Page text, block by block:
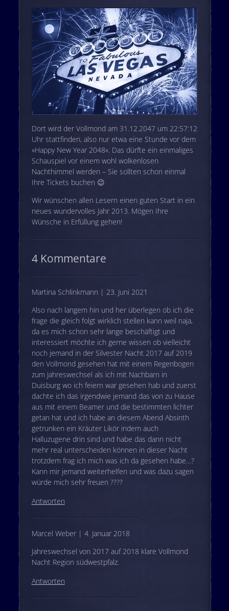
Dort wird der Vollmond am 31.12.2047 um 22:57:12
Uhr stattfinden, also nur etwa eine Stunde vor dem
»Happy New Year 2048«. Das dürfte ein einmaliges
Schauspiel vor einem wohl wolkenlosen
Nachthimmel werden – Sie sollten schon einmal
Ihre Tickets buchen 😉
Wir wünschen allen Lesern einen guten Start in ein
neues wundervolles Jahr 2013. Mögen Ihre
Wünsche in Erfüllung gehen!
4 Kommentare
Martina Schlinkmann | 23. Juni 2021
Also nach langem hin und her überlegen ob ich die
frage die gleich folgt wirklich stellen kann weil naja,
da es mich schon sehr lange beschäftigt und
interessiert möchte ich gerne wissen ob vielleicht
noch jemand in der Silvester Nacht 2017 auf 2019
den Vollmond gesehen hat mit einem Regenbogen
zum Jahreswechsel als ich mit Nachbarn in
Duisburg wo ich feiern war gesehen hab und zuerst
dachte ich das irgendwie jemand das von zu Hause
aus mit einem Beamer und die bestimmten lichter
getan hat und ich habe an diesem Abend Absinth
getrunken ein Kräuter Likör indem auch
Halluzugene drin sind und habe das dann nicht
mehr real unterscheiden können in dieser Nacht
trotzdem frag ich mich was ich da gesehen habe…?
Kann mir jemand weiterhelfen und was dazu sagen
würde mich sehr freuen ????
Antworten
Marcel Weber | 4. Januar 2018
Jahreswechsel von 2017 auf 2018 klare Vollmond
Nacht Region südwestpfalz.
Antworten